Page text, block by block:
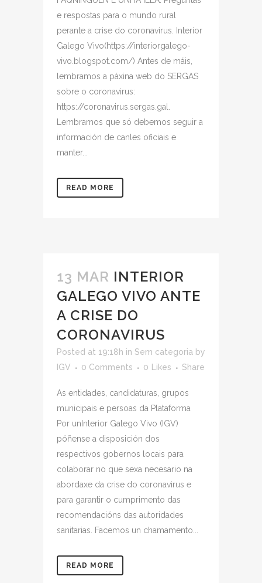
e respostas para o mundo rural
perante a crise do coronavirus. Interior
Galego Vivo(https://interiorgalego-
vivo.blogspot.com/) Antes de máis,
lembramos a páxina web do SERGAS
sobre o coronavirus:
https://coronavirus.sergas.gal.
Lembramos que só debemos seguir a
información de canles oficiais e
manter...
READ MORE
13 MAR INTERIOR
GALEGO VIVO ANTE
A CRISE DO
CORONAVIRUS
Posted at 19:18h in Sem categoria by
IGV
0 Comments 0 Likes Share
As entidades, candidaturas, grupos
municipais e persoas da Plataforma
Por unInterior Galego Vivo (IGV)
póñense a disposición dos
respectivos gobernos locais para
colaborar no que sexa necesario na
abordaxe da crise do coronavirus e
para garantir o cumprimento das
recomendacións das autoridades
sanitarias. Facemos un chamamento...
READ MORE